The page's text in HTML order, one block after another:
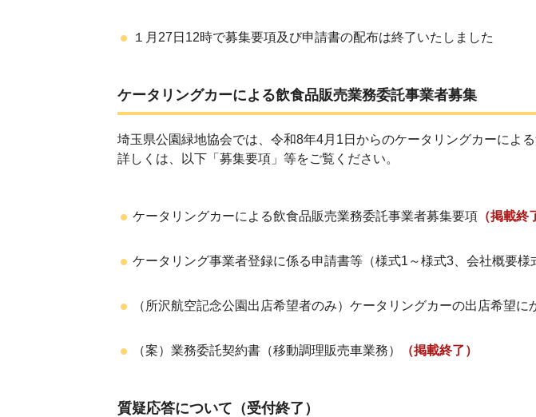
１月27日12時で募集要項及び申請書の配布は終了いたしました
ケータリングカーによる飲食品販売業務委託事業者募集
埼玉県公園緑地協会では、 令和8年4月1日からのケータリングカーによ
詳しくは、以下「募集要項」等をご覧ください。
ケータリングカーによる飲食品販売業務委託事業者募集要項 （掲載終
ケータリング事業者登録に係る申請書等（様式1～様式3、会社概要様
（所沢航空記念公園出店希望者のみ）ケータリングカーの出店希望
（案）業務委託契約書（移動調理販売車業務） （掲載終了）
質疑応答について（受付終了）